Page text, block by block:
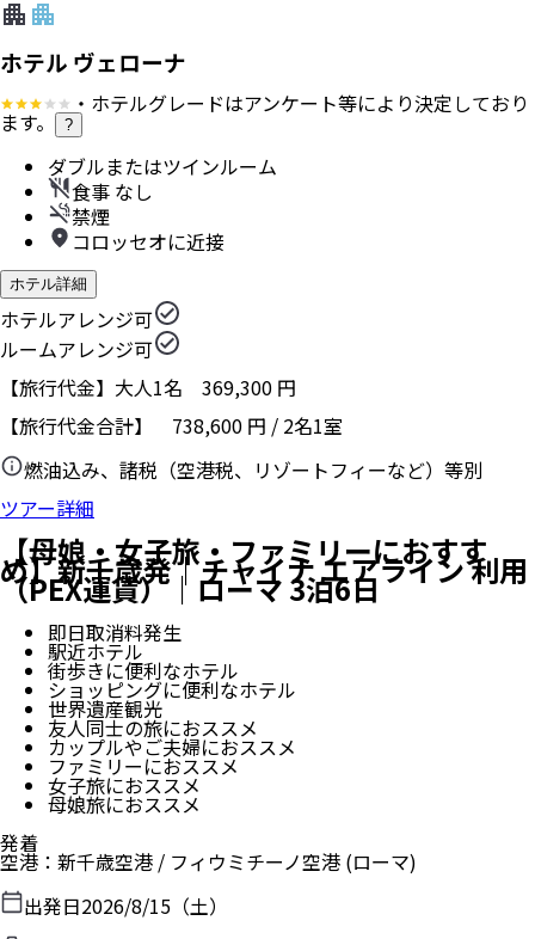
ホテル ヴェローナ
・ホテルグレードはアンケート等により決定しており
ます。 ?
ダブルまたはツインルーム
食事 なし
禁煙
コロッセオに近接
ホテル詳細
ホテルアレンジ可
ルームアレンジ可
【旅行代金】大人1名 369,300 円
【旅行代金合計】 738,600 円 / 2名1室
燃油込み、諸税（空港税、リゾートフィーなど）等別
ツアー詳細
【母娘・女子旅・ファミリーにおすす
め】新千歳発｜チャイナ エアライン 利用
（PEX運賃）｜ローマ 3泊6日
即日取消料発生
駅近ホテル
街歩きに便利なホテル
ショッピングに便利なホテル
世界遺産観光
友人同士の旅におススメ
カップルやご夫婦におススメ
ファミリーにおススメ
女子旅におススメ
母娘旅におススメ
発着
空港 ： 新千歳空港 / フィウミチーノ空港 (ローマ)
出発日2026/8/15（土）